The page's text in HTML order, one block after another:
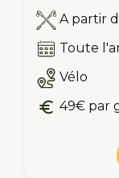
A partir
Toute
Vélo
49€ par